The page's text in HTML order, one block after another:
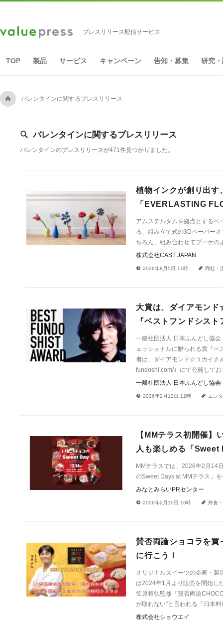
プレスリリース配信サービス
TOP 製品 サービス キャンペーン 告知・募集 研究
A バレンタインに関するプレスリリース
[ バレンタインに関するプレスリリース
バレンタインのプレスリリースが471件見つかりました。
植物インクが創り出
「EVERLASTING
アムステルダムを拠点とするペ
る、組み立て式の3Dペーパー
ちろん、組み合わせてブーケの
株式会社CAST JAPAN
! 2026年8月5日 11時 a 商社・
大賞は、ダイアモン
『ベストフンドシス
一般社団法人 日本ふんどし協
ェッショナルに贈られる賞『
者は、ダイアモンド☆ユカイさ
fundoshi.com/）にて公開してお
一般社団法人 日本ふんどし協会
! 2026年2月12日 12時 a エン
【MMテラス初開催
人も楽しめる「Sweet
MMテラスでは、2026年2月14
のSweet Days at MMテラス」
みなとみらいPRセンター
! 2026年2月10日 16時 a 外食
賛否両論ショコラを買
に行こう！
オリジナルスイーツの企画・製
は2024年1月より販売を開始し
笠原将弘監修『賛否両論
が取れない”と言われる「日本
株式会社ショウエイ